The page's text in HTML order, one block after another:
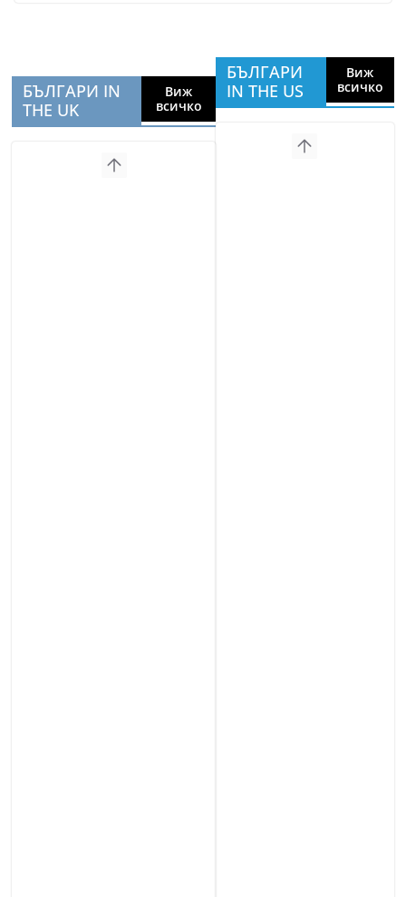
БЪЛГАРИ IN
THE UK
Виж
всичко
БЪЛГАРИ
IN THE US
Виж
всичко